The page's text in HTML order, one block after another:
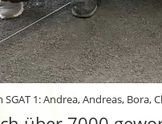
SGAT 1: Andrea, Andreas, Bora,